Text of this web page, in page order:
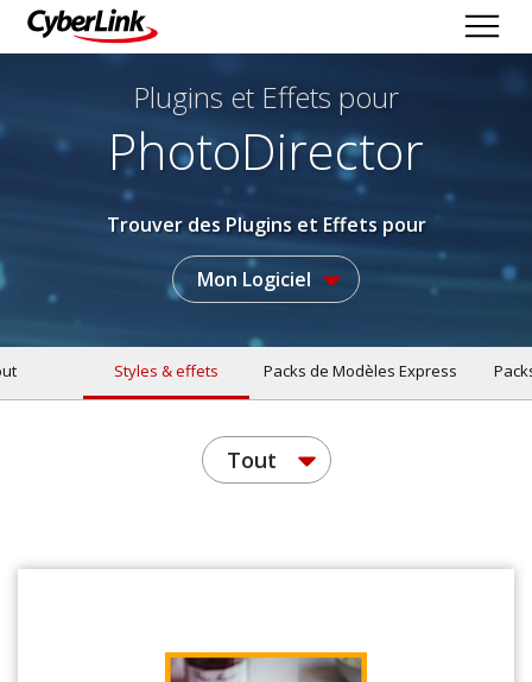
Plugins et Effets pour
PhotoDirector
Trouver des Plugins et Effets pour
Mon Logiciel
Styles & effets Packs de Modèles Express
Tout